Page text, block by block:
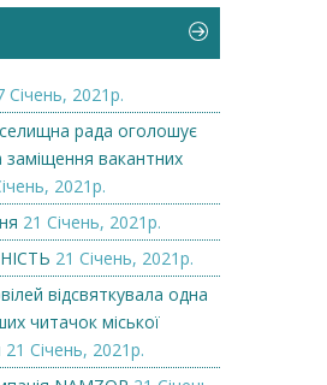
Січень, 2021р.
рада оголошує
заміщення вакантних
2021р.
21 Січень, 2021р.
21 Січень, 2021р.
відсвяткувала одна
читачок міської
21 Січень, 2021р.